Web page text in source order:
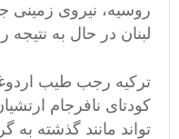
روسیه، نیروی زمینی
لبنان در حال به
ترکیه رجب طیب
کودتای نافرجام
تواند مانند گذشته